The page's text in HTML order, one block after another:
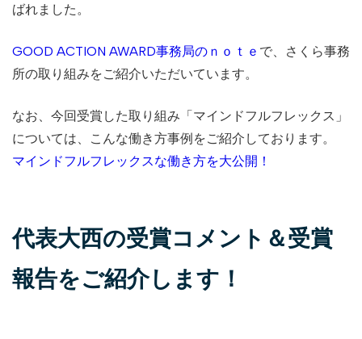
ばれました。
GOOD ACTION AWARD事務局のｎｏｔｅ で、さくら事務
所の取り組みをご紹介いただいています。
なお、今回受賞した取り組み「マインドフルフレックス」
については、こんな働き方事例をご紹介しております。
マインドフルフレックスな働き方を大公開！
代表大西の受賞コメント＆受賞
報告をご紹介します！